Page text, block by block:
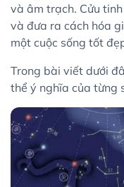
và âm trạch. Cửu
và đưa ra cách hóa
một cuộc sống tốt
Trong bài viết dưới
thể ý nghĩa của từng